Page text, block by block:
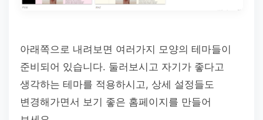
아래쪽으로 내려보면 여러가지 모양의 테마들이
준비되어 있습니다. 둘러보시고 자기가 좋다고
생각하는 테마를 적용하시고, 상세 설정들도
변경해가면서 보기 좋은 홈페이지를 만들어